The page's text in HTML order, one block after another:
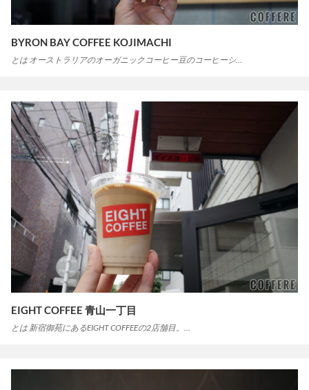
BYRON BAY COFFEE KOJIMACHI
とは オーストラリアのオーガニックコーヒー豆のコーヒーシ…
EIGHT COFFEE 青山一丁目
とは 新宿御苑にあるEIGHT COFFEEの2店舗目。…